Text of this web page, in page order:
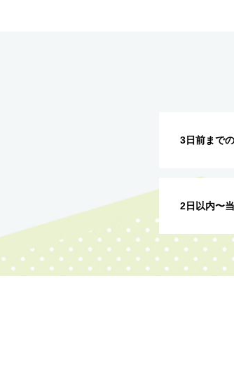
3日前まで
2日以内〜